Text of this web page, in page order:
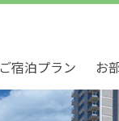
ご宿泊プラン お